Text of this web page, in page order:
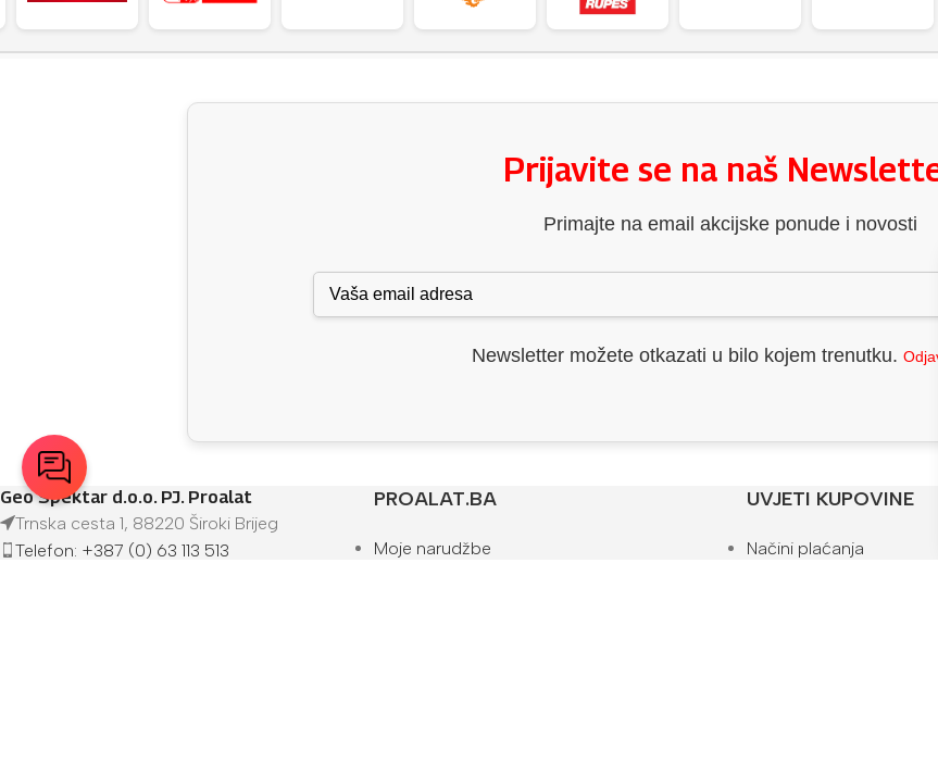
Prijavite se na naš
Primajte na email akcijske ponude i novosti
Newsletter možete otkazati u bilo kojem trenutku.
Geo Spektar d.o.o. PJ. Proalat
Trnska cesta 1, 88220 Široki Brijeg
Telefon: +387 (0) 63 113 513
PROALAT.BA
Moje narudžbe
UVJETI KUPOVINE
Načini plaćanja